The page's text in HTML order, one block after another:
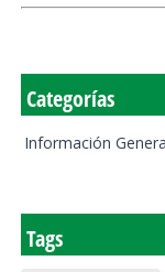
Categorías
Información
Tags